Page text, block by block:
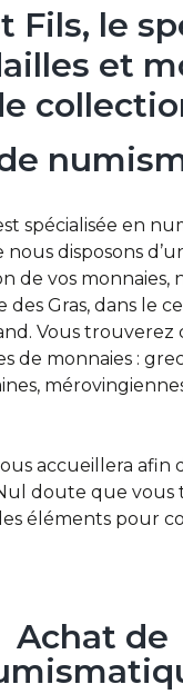
Fils, le
et
spécialisée en
nous disposons
de vos monnaies,
des Gras, dans le
Vous trouverez
de monnaies :
accueillera afin
doute que vous
éléments pour
Achat de